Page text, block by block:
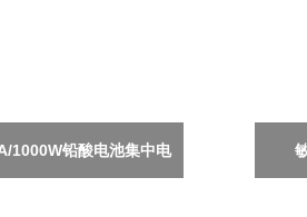
1000W铅酸电池集中电